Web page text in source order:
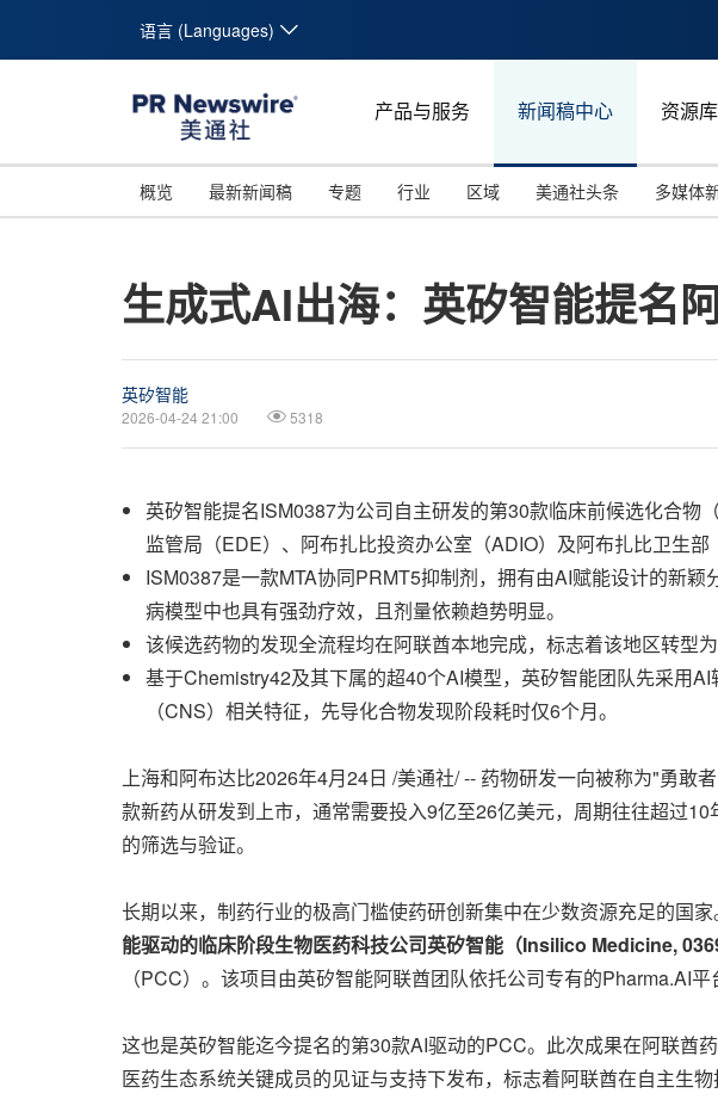
语言 (Languages)
产品与服务 新闻稿中心 资源库
概览 最新新闻稿 专题 行业 区域 美通社头条 多媒体
生成式AI出海：英矽智能提名
英矽智能
2026-04-24 21:00 5318
英矽智能提名ISM0387为公司自主研发的第30款临床前候选化合
监管局（EDE）、阿布扎比投资办公室（ADIO）及阿布扎比卫生部
ISM0387是一款MTA协同PRMT5抑制剂，拥有由AI赋能设计的新
病模型中也具有强劲疗效，且剂量依赖趋势明显。
该候选药物的发现全流程均在阿联酋本地完成，标志着该地区转型
基于Chemistry42及其下属的超40个AI模型，英矽智能团队先采用
（CNS）相关特征，先导化合物发现阶段耗时仅6个月。
上海和阿布达比2026年4月24日 /美通社/ -- 药物研发一向被称为"勇敢
款新药从研发到上市，通常需要投入9亿至26亿美元，周期往往超过
的筛选与验证。
长期以来，制药行业的极高门槛使药研创新集中在少数资源充足的国
能驱动的临床阶段生物医药科技公司英矽智能（Insilico Medicine,
（PCC）。该项目由英矽智能阿联酋团队依托公司专有的Pharma.AI
这也是英矽智能迄今提名的第30款AI驱动的PCC。此次成果在阿联酋
医药生态系统关键成员的见证与支持下发布，标志着阿联酋在自主生